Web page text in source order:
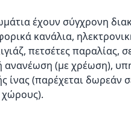
έχουν σύγχρονη
κανάλια,
πετσέτες παραλίας,
ανανέωση (με χρέωση),
ίνας (παρέχεται δωρεάν